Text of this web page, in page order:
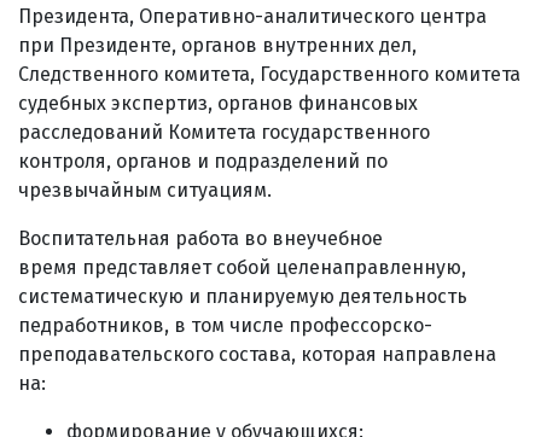
Президента, Оперативно-аналитического центра
при Президенте, органов внутренних дел,
Следственного комитета, Государственного комитета
судебных экспертиз, органов финансовых
расследований Комитета государственного
контроля, органов и подразделений по
чрезвычайным ситуациям.
Воспитательная работа во внеучебное
время представляет собой целенаправленную,
систематическую и планируемую деятельность
педработников, в том числе профессорско-
преподавательского состава, которая направлена
на:
формирование у обучающихся: